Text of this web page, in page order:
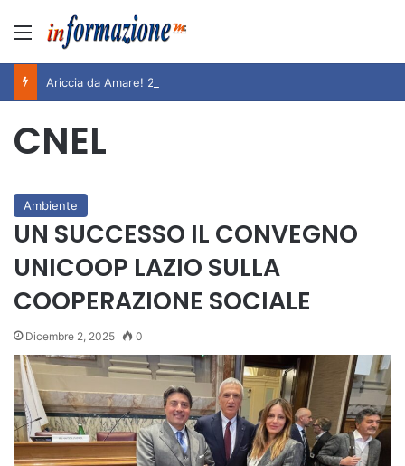
Menu
CNEL
Ambiente
UN SUCCESSO IL CONVEGNO
UNICOOP LAZIO SULLA
COOPERAZIONE SOCIALE
Dicembre 2, 2025 0